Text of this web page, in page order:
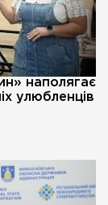
наполягає
улюбленців